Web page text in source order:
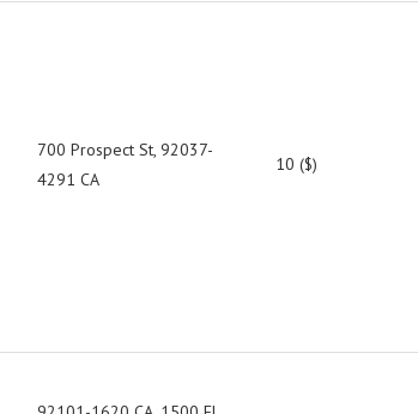
700 Prospect St, 92037-
4291 СА
10 ($)